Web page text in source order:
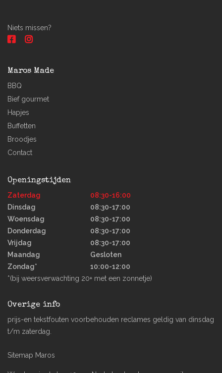
Niets missen?
Maros Made
BBQ
Bief gourmet
Hapjes
Buffetten
Broodjes
Contact
Openingstijden
Zaterdag
08:30-16:00
Dinsdag
08:30-17:00
Woensdag
08:30-17:00
Donderdag
08:30-17:00
Vrijdag
08:30-17:00
Maandag
Gesloten
Zondag*
10:00-12:00
*(bij weersverwachting 20+ met een zonnetje)
Overige info
prijs-en tekstfouten voorbehouden reclames geldig van dinsdag
t/m zaterdag.
Sitemap Maros